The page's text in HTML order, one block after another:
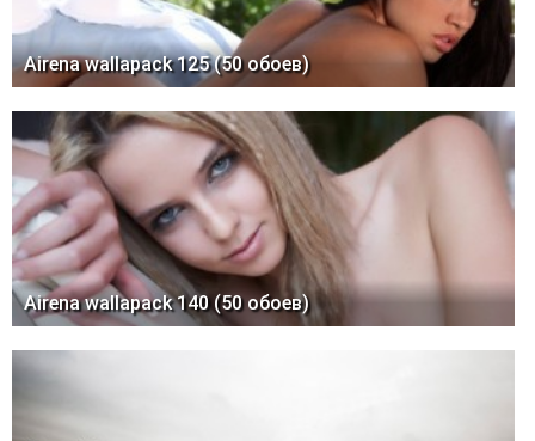
Airena wallapack 125 (50 обоев)
Airena wallapack 140 (50 обоев)